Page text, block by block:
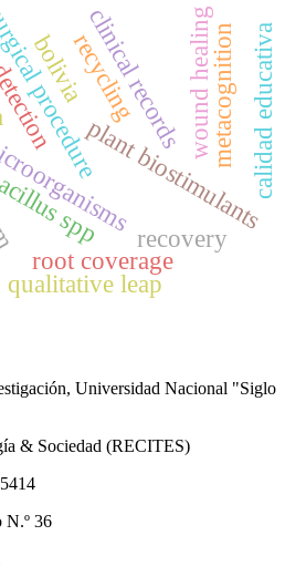
plant biostimulants
spp
root coverage
wound healing
procedureclinical records metacognition
qualitative leap
boliviarecycling
recovery
calidad educativa
Universidad Nacional "Siglo
& Sociedad (RECITES)
N.º 36